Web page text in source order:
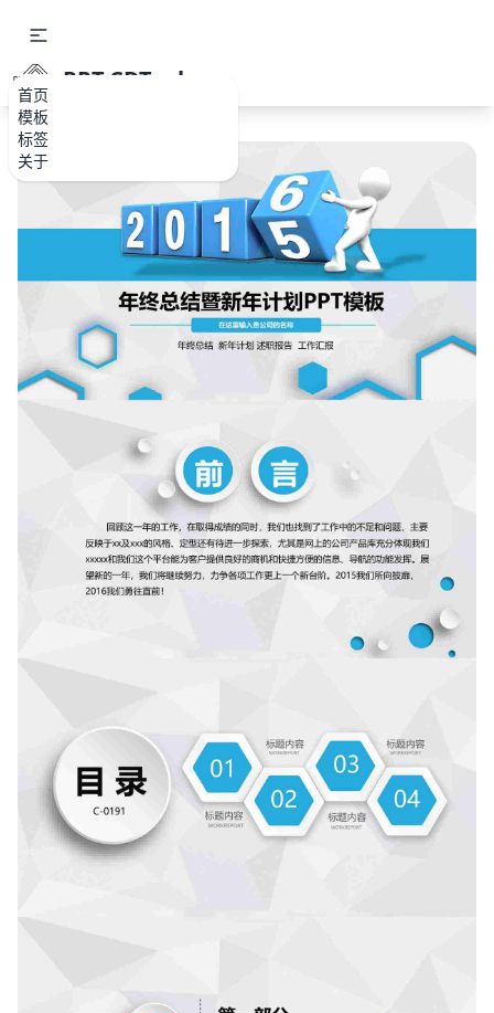
首页
模板
标签
关于
PPT.CDTools
如果关注公众号就更好了